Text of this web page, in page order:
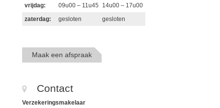
vrijdag:
09u00 – 11u45
14u00 – 17u00
zaterdag:
gesloten gesloten
Maak een afspraak
Contact
Verzekeringsmakelaar